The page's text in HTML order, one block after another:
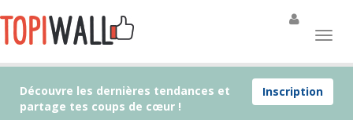
Inscription
Découvre les dernières tendances et
partage tes coups de cœur !